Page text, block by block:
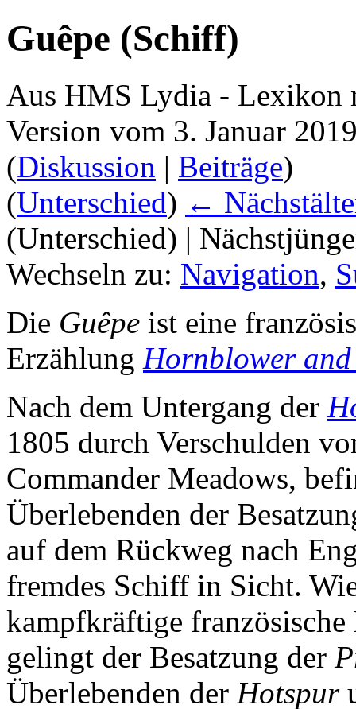
Guêpe (Schiff)
Aus HMS Lydia - Lexikon
Version vom 3. Januar
(Diskussion | Beiträge)
(Unterschied) ←
(Unterschied) |
Wechseln zu: Navigation,
Die Guêpe ist eine
Erzählung Hornblower
Nach dem Untergang der
1805 durch Verschulden
Commander Meadows,
Überlebenden der
auf dem Rückweg nach
fremdes Schiff in Sicht.
kampfkräftige
gelingt der Besatzung der
Überlebenden der Hotspur